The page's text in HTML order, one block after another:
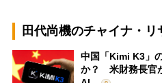
田代尚機のチャイナ・リ
中国「Kimi K3」
か？ 米財務長官